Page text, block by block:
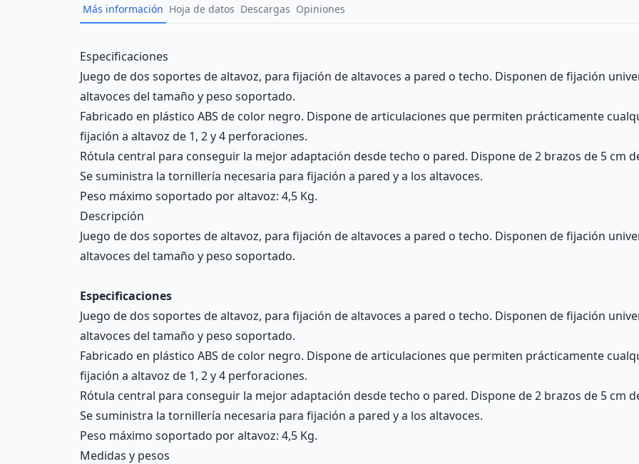
Más información Hoja de datos Descargas Opiniones
Description
Especificaciones
Juego de dos soportes de altavoz, para fijación de altavoces a pared o techo. Disponen de fijación
altavoces del tamaño y peso soportado.
Fabricado en plástico ABS de color negro. Dispone de articulaciones que permiten prácticamente
fijación a altavoz de 1, 2 y 4 perforaciones.
Rótula central para conseguir la mejor adaptación desde techo o pared. Dispone de 2 brazos de 5 cm
Se suministra la tornillería necesaria para fijación a pared y a los altavoces.
Peso máximo soportado por altavoz: 4,5 Kg.
Descripción
Juego de dos soportes de altavoz, para fijación de altavoces a pared o techo. Disponen de fijación
altavoces del tamaño y peso soportado.
Especificaciones
Juego de dos soportes de altavoz, para fijación de altavoces a pared o techo. Disponen de fijación
altavoces del tamaño y peso soportado.
Fabricado en plástico ABS de color negro. Dispone de articulaciones que permiten prácticamente
fijación a altavoz de 1, 2 y 4 perforaciones.
Rótula central para conseguir la mejor adaptación desde techo o pared. Dispone de 2 brazos de 5 cm
Se suministra la tornillería necesaria para fijación a pared y a los altavoces.
Peso máximo soportado por altavoz: 4,5 Kg.
Medidas y pesos